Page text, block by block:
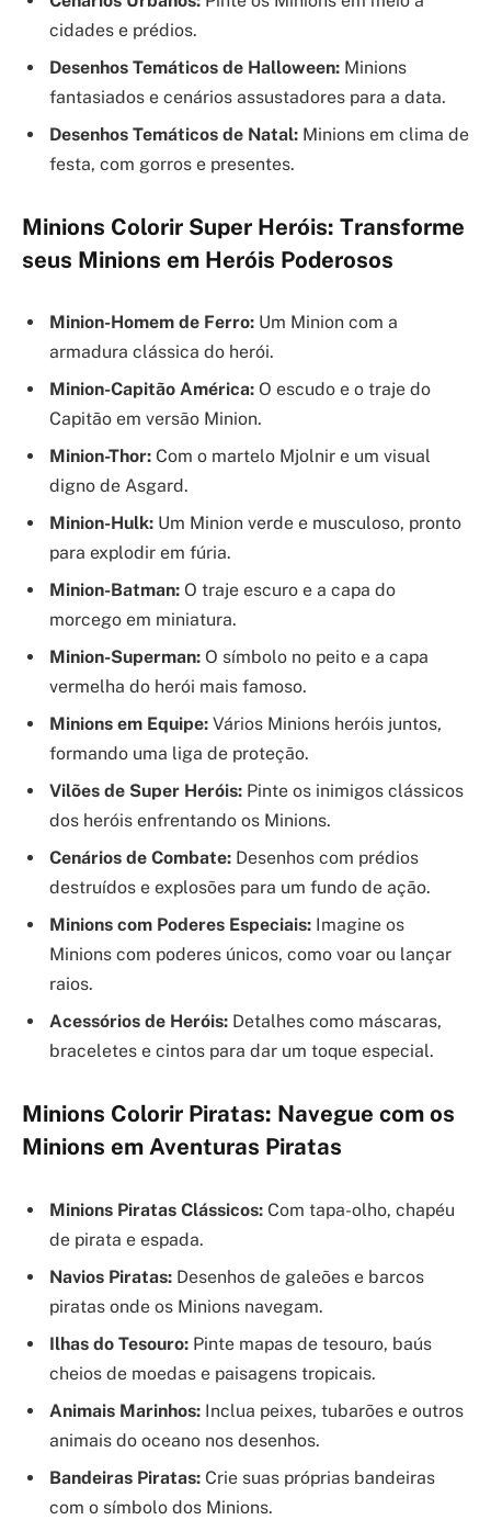
cidades e prédios.
Desenhos Temáticos de Halloween: Minions
fantasiados e cenários assustadores para a data.
Desenhos Temáticos de Natal: Minions em clima de
festa, com gorros e presentes.
Minions Colorir Super Heróis: Transforme
seus Minions em Heróis Poderosos
Minion-Homem de Ferro: Um Minion com a
armadura clássica do herói.
Minion-Capitão América: O escudo e o traje do
Capitão em versão Minion.
Minion-Thor: Com o martelo Mjolnir e um visual
digno de Asgard.
Minion-Hulk: Um Minion verde e musculoso, pronto
para explodir em fúria.
Minion-Batman: O traje escuro e a capa do
morcego em miniatura.
Minion-Superman: O símbolo no peito e a capa
vermelha do herói mais famoso.
Minions em Equipe: Vários Minions heróis juntos,
formando uma liga de proteção.
Vilões de Super Heróis: Pinte os inimigos clássicos
dos heróis enfrentando os Minions.
Cenários de Combate: Desenhos com prédios
destruídos e explosões para um fundo de ação.
Minions com Poderes Especiais: Imagine os
Minions com poderes únicos, como voar ou lançar
raios.
Acessórios de Heróis: Detalhes como máscaras,
braceletes e cintos para dar um toque especial.
Minions Colorir Piratas: Navegue com os
Minions em Aventuras Piratas
Minions Piratas Clássicos: Com tapa-olho, chapéu
de pirata e espada.
Navios Piratas: Desenhos de galeões e barcos
piratas onde os Minions navegam.
Ilhas do Tesouro: Pinte mapas de tesouro, baús
cheios de moedas e paisagens tropicais.
Animais Marinhos: Inclua peixes, tubarões e outros
animais do oceano nos desenhos.
Bandeiras Piratas: Crie suas próprias bandeiras
com o símbolo dos Minions.